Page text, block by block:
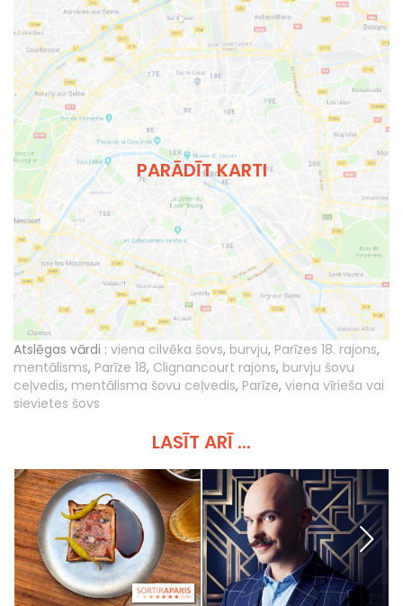
PARĀDĪT KARTI
Atslēgas vārdi : viena cilvēka šovs, burvju, Parīzes 18. rajons,
mentālisms, Parīze 18, Clignancourt rajons, burvju šovu
ceļvedis, mentālisma šovu ceļvedis, Parīze, viena vīrieša vai
sievietes šovs
LASĪT ARĪ ...